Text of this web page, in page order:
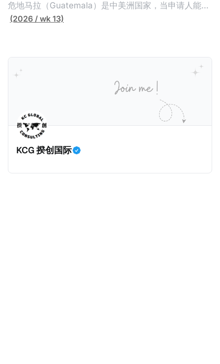
在居留证到期日前至少60天申请续签3年。当投资者经
过五年的实际居留（每年在意大利停留270天），申请
吸引力吗？我们来看看：
人必须在18个月内投资至少1亿卢比（约合773万人民
币）或36个月内投资至少2.5亿卢比（约合1933万人民
的财务能力和专业知识； * 申请人必须在印度就业务注
册公司，并提供公司注册证书和注册企业的介绍/支持信
并提供有关投资将如何为印度经济做出贡献的详细计
申请。申请人在印度居住共12年后有资格申请印度公民
身份，包括在申请前连续居住11年，短暂缺席的少数例
外。由于印度不允许双重国籍，申请人必须放弃其原始
危地马拉（Guatemala）是中美洲国家，当申请人能够
证明被动收入或养老金收入，那么可以申请永久居留计
增加300美元（折合约人民币2千）。 申请人提交材料
包括：申请表、护照、无犯罪证明，以及最后一次进入
危地马拉的证明，且材料必须公证并翻译成西班牙语。
在危地马拉居住至少五年、具备流利西班牙语、对当地
历史文化有认识，就可以入籍成为危地马拉公民。 那
么，危地马拉的税务政策有吸引力吗？我们来看看：
(2026 / wk 13)
KCG 揆创国际